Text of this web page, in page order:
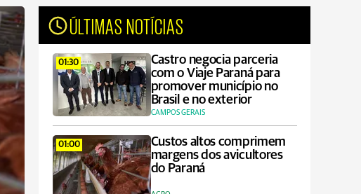
ÚLTIMAS NOTÍCIAS
01:30
Castro negocia parceria
com o Viaje Paraná para
promover município no
Brasil e no exterior
CAMPOS GERAIS
01:00
Custos altos comprimem
margens dos avicultores
do Paraná